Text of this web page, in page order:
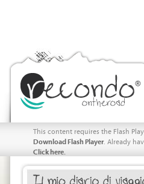
This content requires the Flash
Download Flash Player. Already
Click here.